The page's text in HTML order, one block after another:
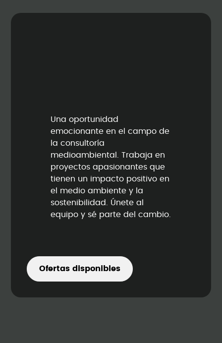
Una oportunidad
emocionante en el campo de
la consultoría
medioambiental. Trabaja en
proyectos apasionantes que
tienen un impacto positivo en
el medio ambiente y la
sostenibilidad. Únete al
equipo y sé parte del cambio.
Ofertas disponibles